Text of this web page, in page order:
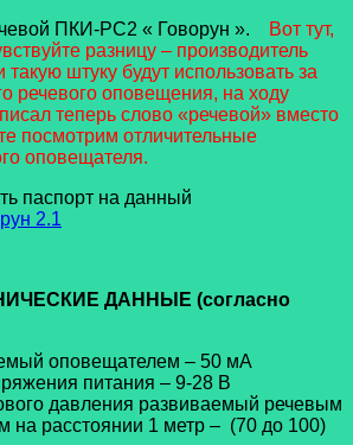
ПКИ-РС2 « Говорун ».
Вот тут,
разницу – производитель
такую штуку будут использовать за
речевого оповещения, на ходу
теперь слово «речевой» вместо
посмотрим отличительные
оповещателя.
паспорт на данный
2.1
ДАННЫЕ (согласно
оповещателем – 50 мА
питания – 9-28 В
давления развиваемый речевым
на расстоянии 1 метр – (70 до 100)